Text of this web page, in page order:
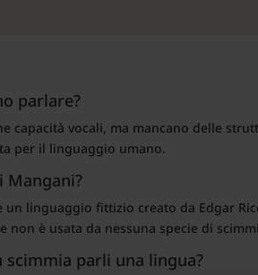
parlare?
capacità vocali, ma mancano delle
per il linguaggio umano.
Mangani?
un linguaggio fittizio creato da Edgar
non è usata da nessuna specie di
scimmia parli una lingua?